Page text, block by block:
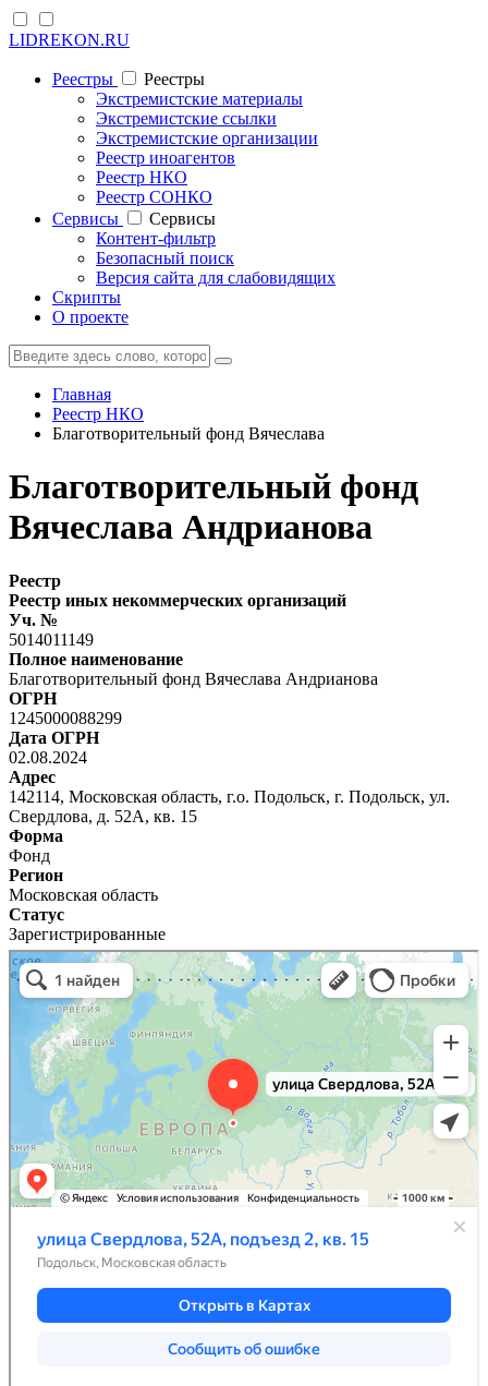
LIDREKON.RU
Реестры
Реестры
Экстремистские материалы
Экстремистские ссылки
Экстремистские организации
Реестр иноагентов
Реестр НКО
Реестр СОНКО
Cервисы
Cервисы
Контент-фильтр
Безопасный поиск
Версия сайта для слабовидящих
Скрипты
О проекте
Главная
Реестр НКО
Благотворительный фонд Вячеслава
Благотворительный фонд
Вячеслава Андрианова
Реестр
Реестр иных некоммерческих организаций
Уч. №
5014011149
Полное наименование
Благотворительный фонд Вячеслава Андрианова
ОГРН
1245000088299
Дата ОГРН
02.08.2024
Адрес
142114, Московская область, г.о. Подольск, г. Подольск, ул.
Свердлова, д. 52А, кв. 15
Форма
Фонд
Регион
Московская область
Статус
Зарегистрированные